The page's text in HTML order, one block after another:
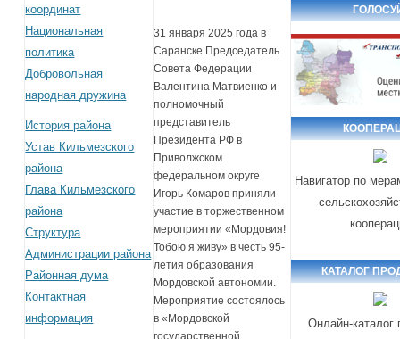
координат
Национальная
политика
Добровольная
народная дружина
История района
Устав Кильмезского
района
Глава Кильмезского
района
Структура
Администрации района
Районная дума
Контактная
информация
31 января 2025 года в
Саранске Председатель
Совета Федерации
Валентина Матвиенко и
полномочный
представитель
Президента РФ в
Приволжском
федеральном округе
Игорь Комаров приняли
участие в торжественном
мероприятии «Мордовия!
Тобою я живу» в честь 95-
летия образования
Мордовской автономии.
Мероприятие состоялось
в «Мордовской
государственной
Навигатор по
КАТАЛОГ
Онлайн-каталог